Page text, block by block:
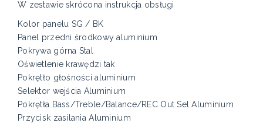
W zestawie skrócona instrukcja obsługi
Kolor panelu SG / BK
Panel przedni środkowy aluminium
Pokrywa górna Stal
Oświetlenie krawędzi tak
Pokrętło głośności aluminium
Selektor wejścia Aluminium
Pokrętła Bass/Treble/Balance/REC Out Sel Aluminium
Przycisk zasilania Aluminium